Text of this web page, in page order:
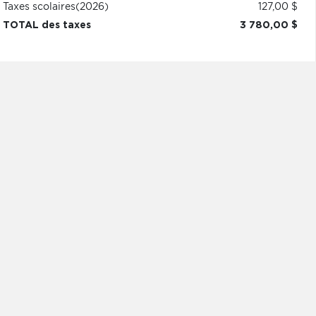
Taxes scolaires(2026)
127,00 $
TOTAL des taxes
3 780,00 $